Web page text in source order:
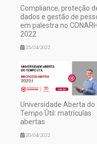
Compliance, proteção
dados e gestão de
em palestra no CONARH
2022
25/04/2022
Universidade Aberta do
Tempo Útil: matrículas
abertas
20/04/2022